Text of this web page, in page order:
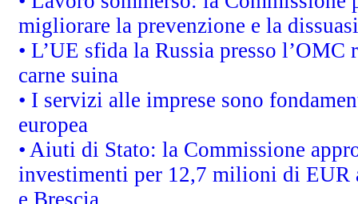
migliorare la prevenzione e la
• L’UE sfida la Russia presso
carne suina
• I servizi alle imprese sono
europea
• Aiuti di Stato: la Commissione
investimenti per 12,7 milioni di EUR
e Brescia